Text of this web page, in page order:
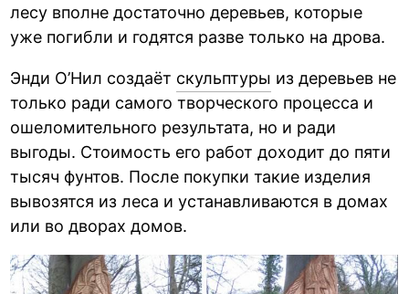
лесу вполне достаточно деревьев, которые
уже погибли и годятся разве только на дрова.
Энди О’Нил создаёт скульптуры из деревьев не
только ради самого творческого процесса и
ошеломительного результата, но и ради
выгоды. Стоимость его работ доходит до пяти
тысяч фунтов. После покупки такие изделия
вывозятся из леса и устанавливаются в домах
или во дворах домов.